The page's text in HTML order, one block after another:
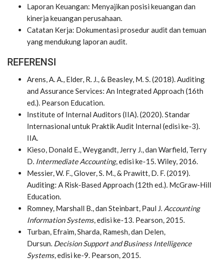
Laporan Keuangan: Menyajikan posisi keuangan dan
kinerja keuangan perusahaan.
Catatan Kerja: Dokumentasi prosedur audit dan temuan
yang mendukung laporan audit.
REFERENSI
Arens, A. A., Elder, R. J., & Beasley, M. S. (2018). Auditing
and Assurance Services: An Integrated Approach (16th
ed.). Pearson Education.
Institute of Internal Auditors (IIA). (2020). Standar
Internasional untuk Praktik Audit Internal (edisi ke-3).
IIA.
Kieso, Donald E., Weygandt, Jerry J., dan Warfield, Terry
D. Intermediate Accounting, edisi ke-15. Wiley, 2016.
Messier, W. F., Glover, S. M., & Prawitt, D. F. (2019).
Auditing: A Risk-Based Approach (12th ed.). McGraw-Hill
Education.
Romney, Marshall B., dan Steinbart, Paul J. Accounting
Information Systems, edisi ke-13. Pearson, 2015.
Turban, Efraim, Sharda, Ramesh, dan Delen,
Dursun. Decision Support and Business Intelligence
Systems, edisi ke-9. Pearson, 2015.